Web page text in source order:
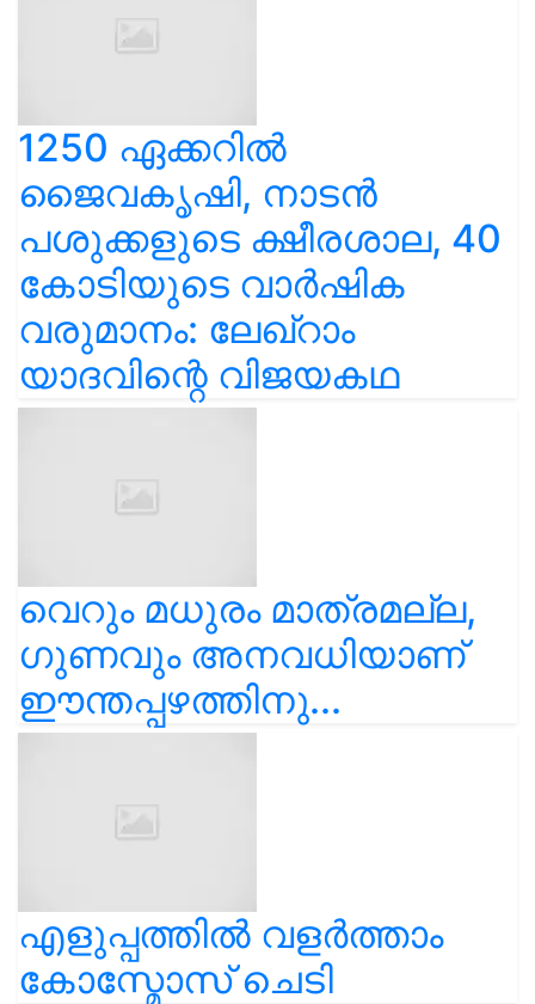
1250 ഏക്കറിൽ
ജൈവകൃഷി, നാടൻ
പശുക്കളുടെ ക്ഷീരശാല, 40
കോടിയുടെ വാർഷിക
വരുമാനം: ലേഖ്‌റാം
യാദവിന്റെ വിജയകഥ
വെറും മധുരം മാത്രമല്ല,
ഗുണവും അനവധിയാണ്
ഈന്തപ്പഴത്തിനു...
എളുപ്പത്തിൽ വളർത്താം
കോസ്മോസ് ചെടി